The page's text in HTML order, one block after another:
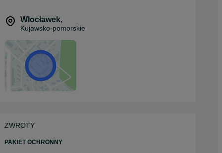
Włocławek,
Kujawsko-pomorskie
ZWROTY
PAKIET OCHRONNY